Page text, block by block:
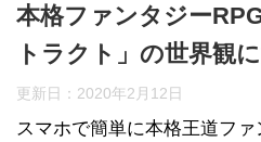
本格ファンタジー
トラクト」の世界観
更新日： 2020年2月12日
スマホで簡単に本格王道フ